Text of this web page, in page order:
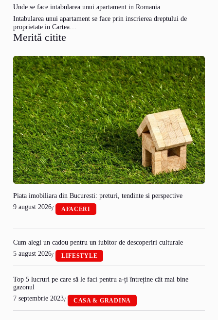
Unde se face intabularea unui apartament in Romania
Intabularea unui apartament se face prin inscrierea dreptului de
proprietate in Cartea…
Merită citite
Piata imobiliara din Bucuresti: preturi, tendinte si perspective
9 august 2026/ AFACERI
Cum alegi un cadou pentru un iubitor de descoperiri culturale
5 august 2026/ LIFESTYLE
Top 5 lucruri pe care să le faci pentru a-ți întreține cât mai bine
gazonul
7 septembrie 2023/ CASA & GRADINA